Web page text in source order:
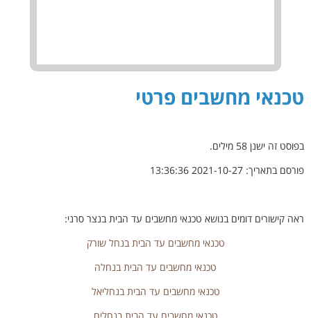
טכנאי מחשבים פרטי
בפוסט זה ישנן 58 מילים.
פורסם בתאריך: 2021-10-27 13:36:36
ראה קישורים דומים בנושא טכנאי מחשבים עד הבית בנצר סרני:
טכנאי מחשבים עד הבית בנחל שורק
טכנאי מחשבים עד הבית בנחלה
טכנאי מחשבים עד הבית בנחליאל